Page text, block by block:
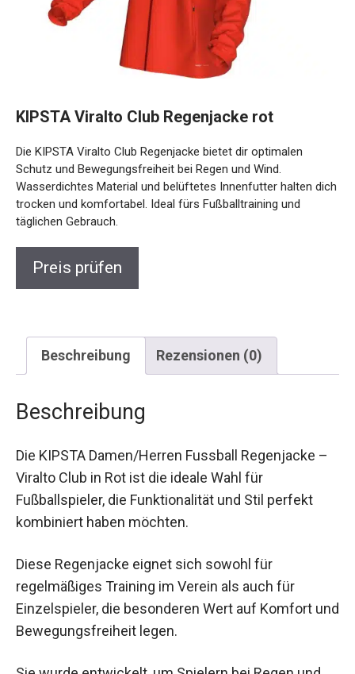
Schutz und Bewegungsfreiheit bei Regen und Wind.
Wasserdichtes Material und belüftetes Innenfutter halten
dich trocken und komfortabel. Ideal fürs Fußballtraining und
täglichen Gebrauch.
Beschreibung Rezensionen (0)
Beschreibung
– Viralto Club in Rot ist die ideale Wahl für
Fußballspieler, die Funktionalität und Stil perfekt
kombiniert haben möchten.
regelmäßiges Training im Verein als auch für
Einzelspieler, die besonderen Wert auf Komfort
und Bewegungsfreiheit legen.